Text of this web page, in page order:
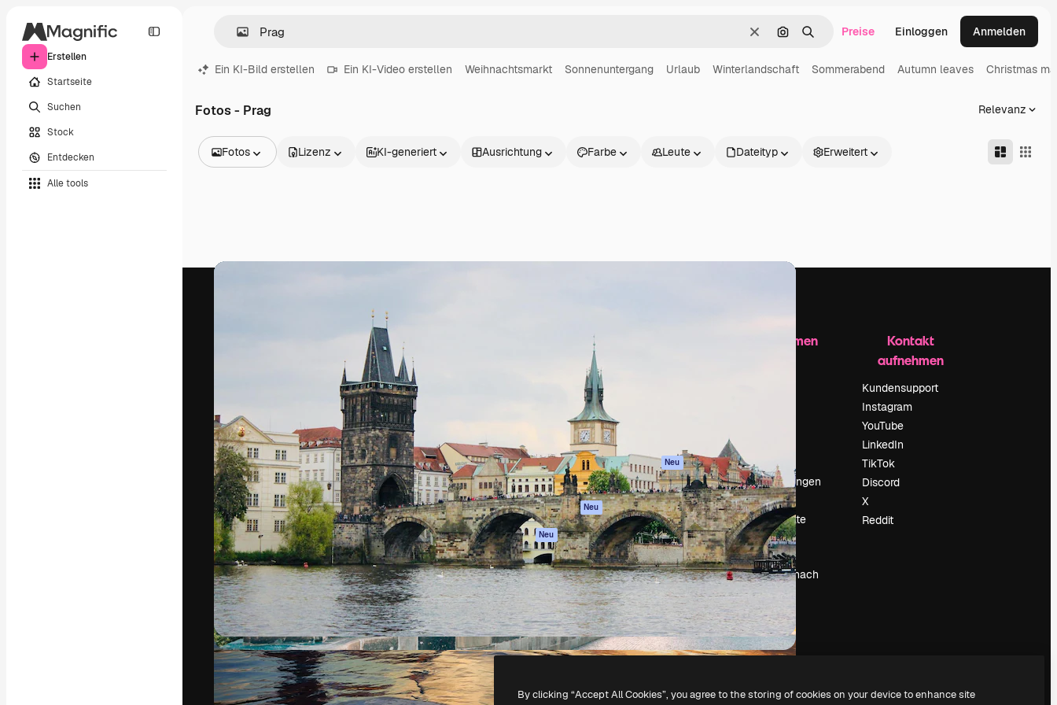
Erstellen
Startseite
Suchen
Stock
Entdecken
Alle tools
LöschenNach Bild suchen
SuchenPreise Einloggen Anmelden
Ein KI-Bild erstellen Ein KI-Video erstellen Weihnachtsmarkt Sonnenuntergang Urlaub Winterlandschaft Sommerabend Autumn leaves Christmas
Fotos - Prag Relevanz
Fotos
Videos
Lizenz KI-generiert Ausrichtung Farbe Leute Dateityp Erweitert
Die kreative Plattform, um deine beste
Arbeit zu verwirklichen. Mehr als 1 Million
Abonnenten unter Kreativen, Unternehmen,
Agenturen und Studios.
Deutsch
KI-Videogenerator
KI-
Stimmengenerator
Stock-Inhalte
MCP für
Claude/ChatGPT
Neu
Agenten Neu
API
Mobile App
Alle Magnific-Tools
AGB
Datenschutzerklärung
Originale Neu
Cookie-Richtlinie
Vertrauenszentrum
Partner
Unternehmen
Unternehmen
Blog
Veranstaltungen
Slidesgo
Deine Inhalte
verkaufen
Pressesaal
Suchst du nach
magnific.ai
Kontakt
aufnehmen
Kundensupport
Instagram
YouTube
LinkedIn
TikTok
Discord
X
Reddit
Copyright © 2010-2026Freepik Company S.L.U.Alle Rechte vorbehalten.
By clicking “Accept All Cookies”, you agree to the storing of cookies on your device to enhance site